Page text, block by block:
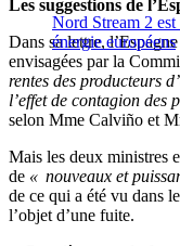
Nord Stream 2 est
énergie européens
Les suggestions de
Dans sa lettre,
envisagées par la
rentes des producteurs
l’effet de contagion des
selon Mme Calviño et
Mais les deux ministres
de « nouveaux et
de ce qui a été vu dans
l’objet d’une fuite.